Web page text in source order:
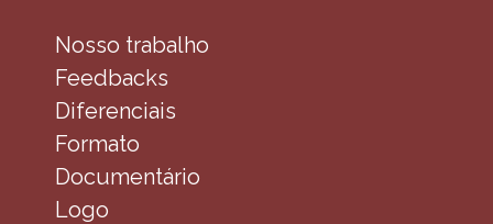
Nosso trabalho
Feedbacks
Diferenciais
Formato
Documentário
Logo